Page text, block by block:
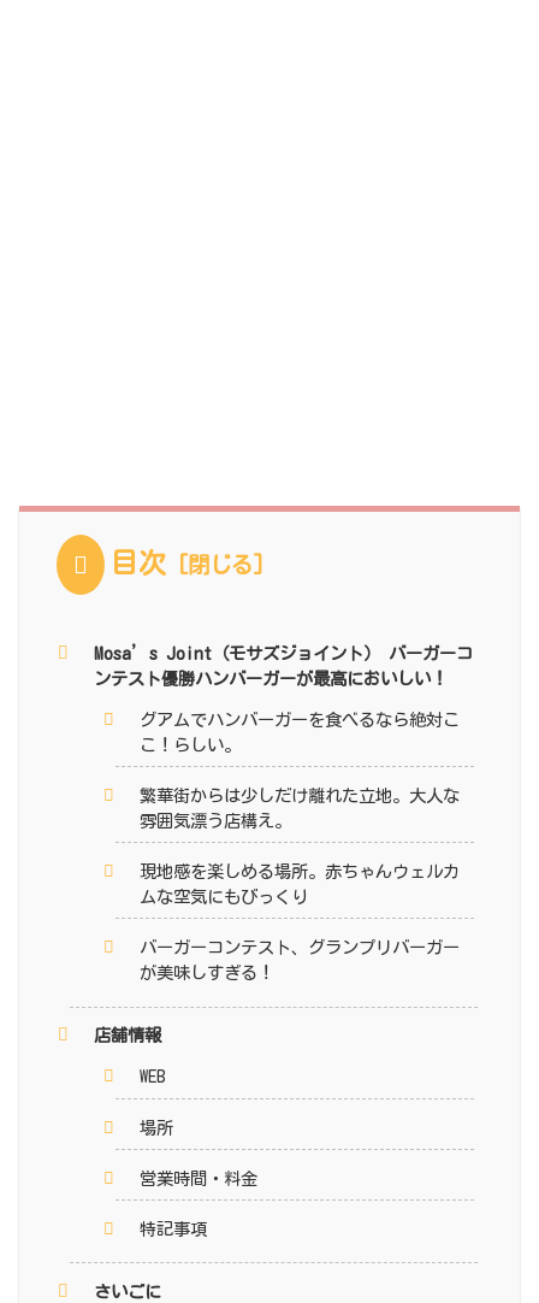
目次
Mosa’s Joint（モサズジョイント） バーガーコ
ンテスト優勝ハンバーガーが最高においしい！
グアムでハンバーガーを食べるなら絶対こ
こ！らしい。
繁華街からは少しだけ離れた立地。大人な
雰囲気漂う店構え。
現地感を楽しめる場所。赤ちゃんウェルカ
ムな空気にもびっくり
バーガーコンテスト、グランプリバーガー
が美味しすぎる！
店舗情報
WEB
場所
営業時間・料金
特記事項
さいごに